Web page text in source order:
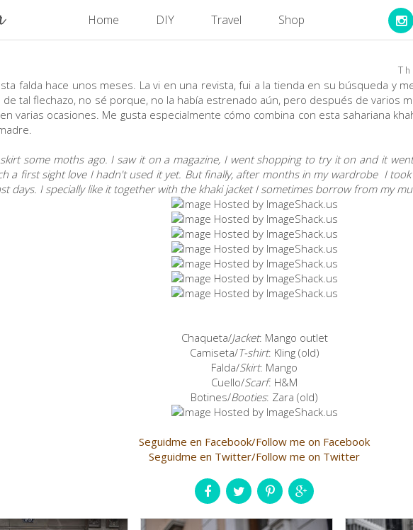
Home DIY Travel Shop
falda hace unos meses. La vi en una revista, fui a la tienda en su búsqueda y
tal flechazo, no sé porque, no la había estrenado aún, pero después de varios
varias ocasiones. Me gusta especialmente cómo combina con esta sahariana
some moths ago. I saw it on a magazine, I went shopping to try it on and it
a first sight love I hadn't used it yet. But finally, after months in my wardrobe I
days. I specially like it together with the khaki jacket I sometimes borrow from my
Chaqueta/Jacket: Mango outlet
Camiseta/T-shirt: Kling (old)
Falda/Skirt: Mango
Cuello/Scarf: H&M
Botines/Booties: Zara (old)
Seguidme en Facebook/Follow me on Facebook
Seguidme en Twitter/Follow me on Twitter